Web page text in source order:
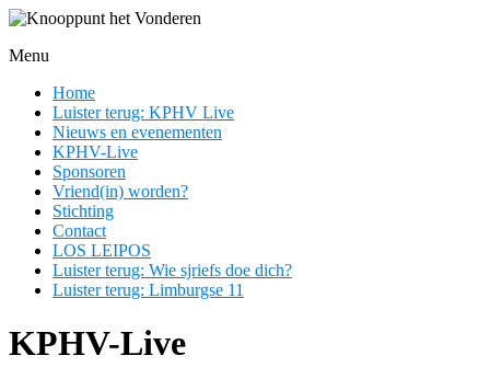
Ga
de
Vonderen
WordPress
Menu
Home
Luister terug: KPHV Live
Nieuws en evenementen
KPHV-Live
Sponsoren
Vriend(in) worden?
Stichting
Contact
LOS LEIPOS
Luister terug: Wie sjriefs doe dich?
Luister terug: Limburgse 11
KPHV-Live